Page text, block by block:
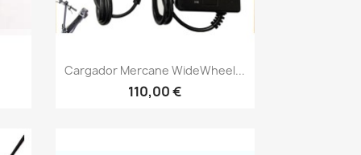
Vista rápida
Cargador Mercane WideWheel...
110,00 €